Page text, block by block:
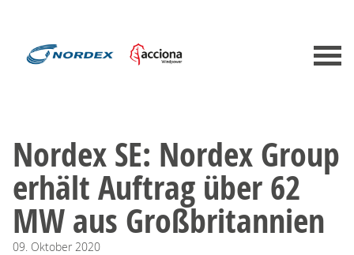
Nordex SE: Nordex Group
erhält Auftrag über 62
MW aus Großbritannien
09. Oktober 2020